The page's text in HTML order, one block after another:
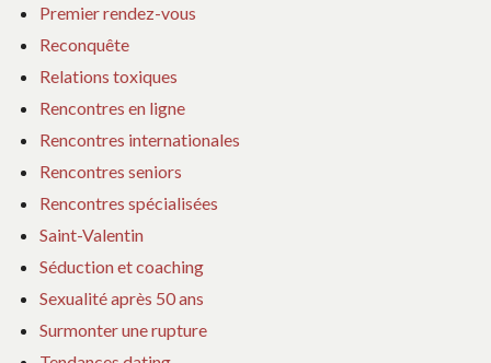
Premier rendez-vous
Reconquête
Relations toxiques
Rencontres en ligne
Rencontres internationales
Rencontres seniors
Rencontres spécialisées
Saint-Valentin
Séduction et coaching
Sexualité après 50 ans
Surmonter une rupture